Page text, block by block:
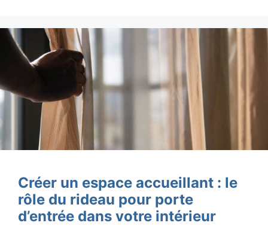
Créer un espace accueillant : le
rôle du rideau pour porte
d’entrée dans votre intérieur